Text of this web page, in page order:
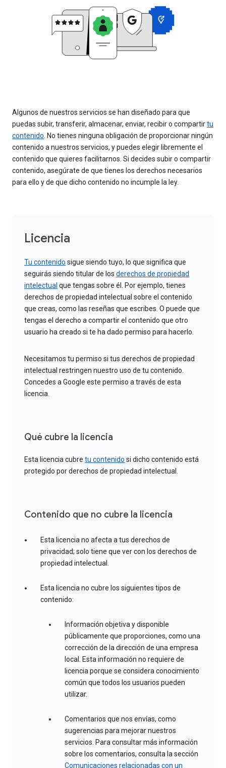
Algunos de nuestros servicios se han diseñado para que
puedas subir, transferir, almacenar, enviar, recibir o compartirtu
contenido. No tienes ninguna obligación de proporcionar ningún
contenido a nuestros servicios, y puedes elegir libremente el
contenido que quieres facilitarnos. Si decides subir o compartir
contenido, asegúrate de que tienes los derechos necesarios
para ello y de que dicho contenido no incumple la ley.
Licencia
Tu contenido sigue siendo tuyo, lo que significa que
seguirás siendo titular de los derechos de propiedad
intelectual que tengas sobre él. Por ejemplo, tienes
derechos de propiedad intelectual sobre el contenido
que creas, como las reseñas que escribes. O puede que
tengas el derecho a compartir el contenido que otro
usuario ha creado si te ha dado permiso para hacerlo.
Necesitamos tu permiso si tus derechos de propiedad
intelectual restringen nuestro uso de tu contenido.
Concedes a Google este permiso a través de esta
licencia.
Qué cubre la licencia
Esta licencia cubre tu contenido si dicho contenido está
protegido por derechos de propiedad intelectual.
Contenido que no cubre la licencia
Esta licencia no afecta a tus derechos de
privacidad; solo tiene que ver con los derechos de
propiedad intelectual.
Esta licencia no cubre los siguientes tipos de
contenido:
Información objetiva y disponible
públicamente que proporciones, como una
corrección de la dirección de una empresa
local. Esta información no requiere de
licencia porque se considera conocimiento
común que todos los usuarios pueden
utilizar.
Comentarios que nos envías, como
sugerencias para mejorar nuestros
servicios. Para consultar más información
sobre los comentarios, consulta la sección
Comunicaciones relacionadas con un